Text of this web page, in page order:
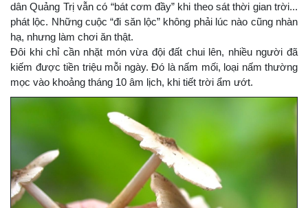
dân Quảng Trị vẫn có “bát cơm đầy” khi theo sát thời gian trời...
phát lộc. Những cuộc “đi săn lộc” không phải lúc nào cũng nhàn
hạ, nhưng làm chơi ăn thật.
Đôi khi chỉ cần nhặt món vừa đội đất chui lên, nhiều người đã
kiếm được tiền triệu mỗi ngày. Đó là nấm mối, loại nấm thường
mọc vào khoảng tháng 10 âm lịch, khi tiết trời ẩm ướt.